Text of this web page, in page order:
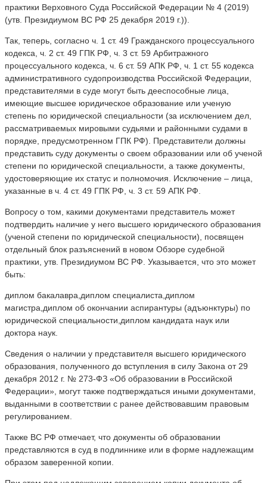
практики Верховного Суда Российской Федерации № 4 (2019)
(утв. Президиумом ВС РФ 25 декабря 2019 г.)).
Так, теперь, согласно ч. 1 ст. 49 Гражданского процессуального
кодекса, ч. 2 ст. 49 ГПК РФ, ч. 3 ст. 59 Арбитражного
процессуального кодекса, ч. 6 ст. 59 АПК РФ, ч. 1 ст. 55 кодекса
административного судопроизводства Российской Федерации,
представителями в суде могут быть дееспособные лица,
имеющие высшее юридическое образование или ученую
степень по юридической специальности (за исключением дел,
рассматриваемых мировыми судьями и районными судами в
порядке, предусмотренном ГПК РФ). Представители должны
представить суду документы о своем образовании или об ученой
степени по юридической специальности, а также документы,
удостоверяющие их статус и полномочия. Исключение – лица,
указанные в ч. 4 ст. 49 ГПК РФ, ч. 3 ст. 59 АПК РФ.
Вопросу о том, какими документами представитель может
подтвердить наличие у него высшего юридического образования
(ученой степени по юридической специальности), посвящен
отдельный блок разъяснений в новом Обзоре судебной
практики, утв. Президиумом ВС РФ. Указывается, что это может
быть:
диплом бакалавра,диплом специалиста,диплом
магистра,диплом об окончании аспирантуры (адъюнктуры) по
юридической специальности,диплом кандидата наук или
доктора наук.
Сведения о наличии у представителя высшего юридического
образования, полученного до вступления в силу Закона от 29
декабря 2012 г. № 273-ФЗ «Об образовании в Российской
Федерации», могут также подтверждаться иными документами,
выданными в соответствии с ранее действовавшим правовым
регулированием.
Также ВС РФ отмечает, что документы об образовании
представляются в суд в подлиннике или в форме надлежащим
образом заверенной копии.